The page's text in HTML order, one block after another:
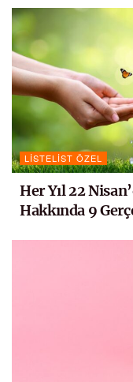
LISTELIST ÖZEL
Her Yıl 22
Hakkında 9